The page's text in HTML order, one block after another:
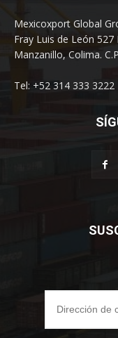
Mexicoxport Global
Fray Luis de León 527
Manzanillo, Colima.
Tel: +52 314 333 3222